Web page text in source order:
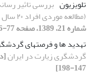
تلویزیون بررسی تاثیر
(مطالعه موردی افراد ٢٠ سال و بالاتر شهر بابل)
شماره 21، 1389، صفحه 77-96]
تهدید ها و فرصتهای
گردشگری زیارت در ایران
147-198]